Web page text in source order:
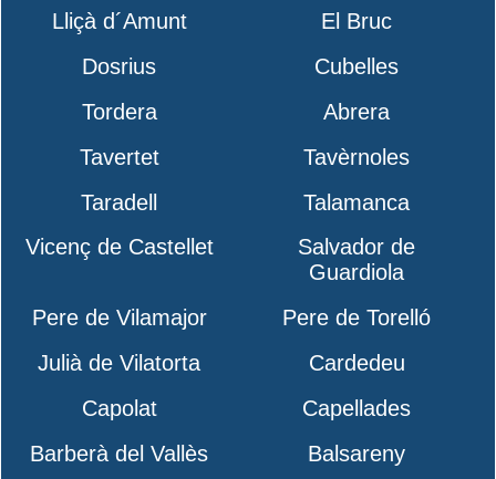
Lliçà d´Amunt
El Bruc
Dosrius
Cubelles
Tordera
Abrera
Tavertet
Tavèrnoles
Taradell
Talamanca
Vicenç de Castellet
Salvador de
Guardiola
Pere de Vilamajor
Pere de Torelló
Julià de Vilatorta
Cardedeu
Capolat
Capellades
Barberà del Vallès
Balsareny